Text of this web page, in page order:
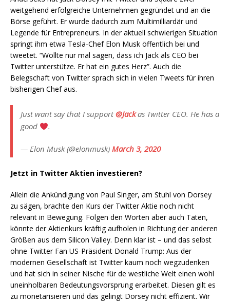
weitgehend erfolgreiche Unternehmen gegründet und an die
Börse geführt. Er wurde dadurch zum Multimilliardär und
Legende für Entrepreneurs. In der aktuell schwierigen Situation
springt ihm etwa Tesla-Chef Elon Musk öffentlich bei und
tweetet. “Wollte nur mal sagen, dass ich Jack als CEO bei
Twitter unterstütze. Er hat ein gutes Herz”. Auch die
Belegschaft von Twitter sprach sich in vielen Tweets für ihren
bisherigen Chef aus.
Just want say that I support@Jackas Twitter CEO. He has a
good
.
— Elon Musk (@elonmusk) March 3, 2020
Jetzt in Twitter Aktien investieren?
Allein die Ankündigung von Paul Singer, am Stuhl von Dorsey
zu sägen, brachte den Kurs der Twitter Aktie noch nicht
relevant in Bewegung. Folgen den Worten aber auch Taten,
könnte der Aktienkurs kräftig aufholen in Richtung der anderen
Größen aus dem Silicon Valley. Denn klar ist – und das selbst
ohne Twitter Fan US-Präsident Donald Trump: Aus der
modernen Gesellschaft ist Twitter kaum noch wegzudenken
und hat sich in seiner Nische für de westliche Welt einen wohl
uneinholbaren Bedeutungsvorsprung erarbeitet. Diesen gilt es
zu monetarisieren und das gelingt Dorsey nicht effizient. Wir